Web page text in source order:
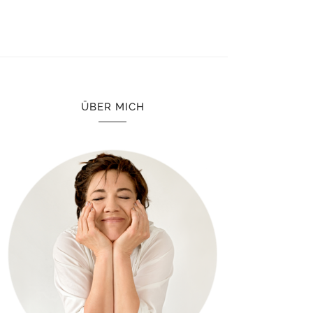
ÜBER MICH